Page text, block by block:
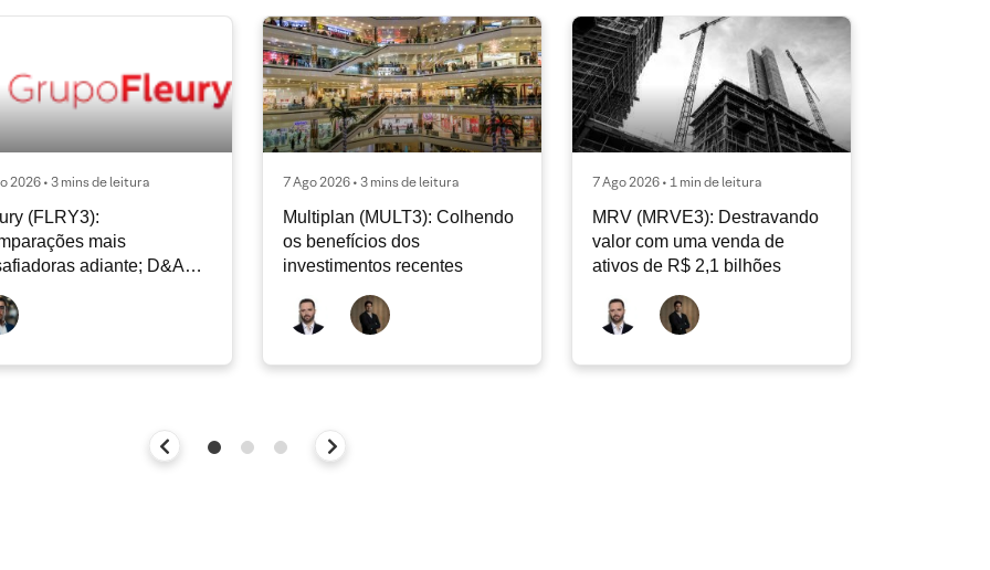
2026 • 3 mins de leitura
(FLRY3):
mais
adiante; D&A
permanecer nos níveis
7 Ago 2026 • 3 mins de leitura
Multiplan (MULT3): Colhendo
os benefícios dos
investimentos recentes
7 Ago 2026 • 1 min de leitura
MRV (MRVE3): Destravando
valor com uma venda de
ativos de R$ 2,1 bilhões